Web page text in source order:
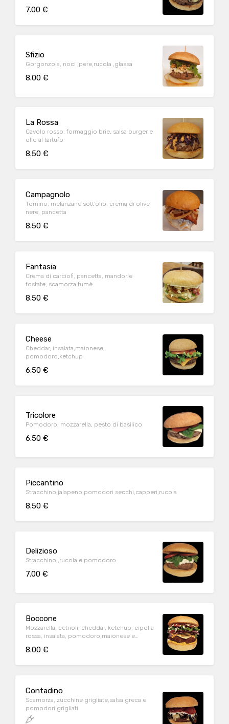
7.00 €
Sfizio
Gorgonzola, noci ,pere,rucola ,glassa
8.00 €
La Rossa
Cavolo rosso, formaggio brie, salsa burger e
olio al tartufo
8.50 €
Campagnolo
Tomino, melanzane sott'olio, crema di olive
nere, pancetta
8.50 €
Fantasia
Crema di carciofi, pancetta, mandorle
tostate, scamorza fumè
8.50 €
Cheese
Cheddar, insalata,maionese,
pomodoro,ketchup
6.50 €
Tricolore
Pomodoro, mozzarella, pesto di basilico
6.50 €
Piccantino
Stracchino,jalapeno,pomodori secchi,capperi,rucola
8.50 €
Delizioso
Stracchino ,rucola e pomodoro
7.00 €
Boccone
Mozzarella, cetrioli, cheddar, ketchup, cipolla
rossa, insalata, pomodoro,maionese e
8.00 €
Contadino
Scamorza, zucchine grigliate,salsa greca e
pomodori grigliati